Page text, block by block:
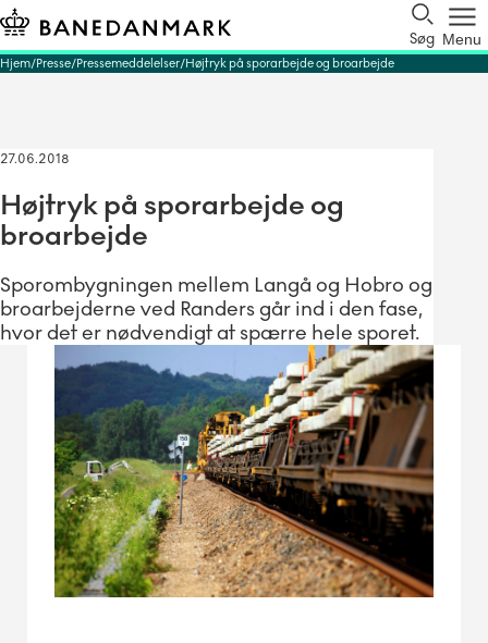
Søg Menu
Hjem Presse Pressemeddelelser Højtryk på sporarbejde og broarbejde
27.06.2018
Højtryk på sporarbejde og
broarbejde
Sporombygningen mellem Langå og Hobro og
broarbejderne ved Randers går ind i den fase,
hvor det er nødvendigt at spærre hele sporet.